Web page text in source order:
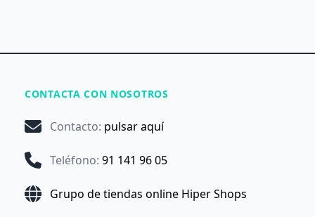
CONTACTA CON NOSOTROS
Contacto: pulsar aquí
Teléfono: 91 141 96 05
Grupo de tiendas online Hiper Shops